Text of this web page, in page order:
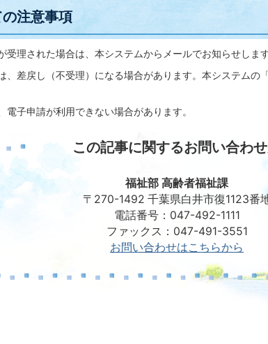
注意事項
理された場合は、本システムからメールでお知らせします
、差戻し（不受理）になる場合があります。本システムの
子申請が利用できない場合があります。
この記事に関するお問い合わ
福祉部 高齢者福祉課
〒270-1492 千葉県白井市復1123番
電話番号：047-492-1111
ファックス：047-491-3551
お問い合わせはこちらから